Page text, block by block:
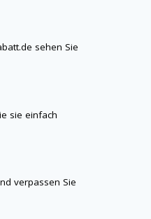
sehen Sie
sie einfach
verpassen Sie